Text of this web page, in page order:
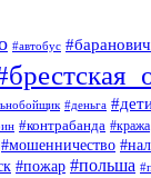
#автобус
#деньга
#контрабанда #кража
#мошенничество
#пожар #польша